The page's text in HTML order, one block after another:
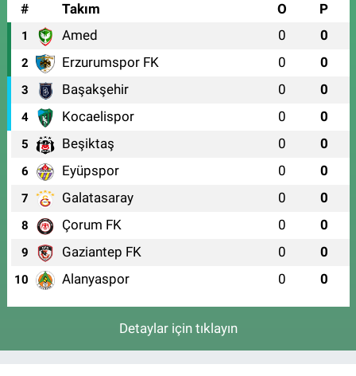
#
Takım O P
1 Amed 0 0
2 Erzurumspor FK 0 0
3 Başakşehir 0 0
4 Kocaelispor 0 0
5 Beşiktaş 0 0
6 Eyüpspor 0 0
7 Galatasaray 0 0
8 Çorum FK 0 0
9 Gaziantep FK 0 0
10 Alanyaspor 0 0
Detaylar için tıklayın